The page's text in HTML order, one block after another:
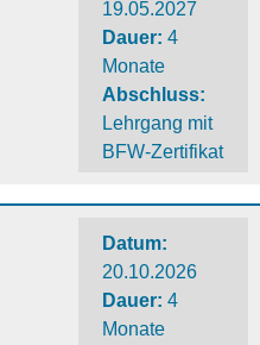
19.05.2027
Dauer:4
Monate
Abschluss:
Lehrgang mit
BFW-Zertifikat
Datum:
20.10.2026
Dauer:4
Monate